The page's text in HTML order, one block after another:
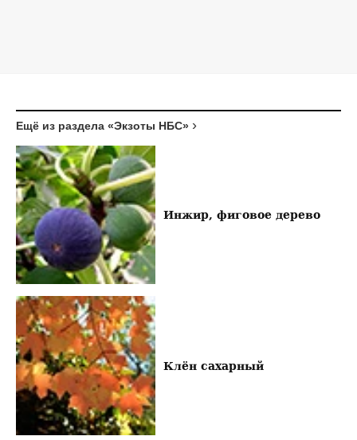
Ещё из раздела «Экзоты НБС»
Инжир, фиговое дерево
Клён сахарный